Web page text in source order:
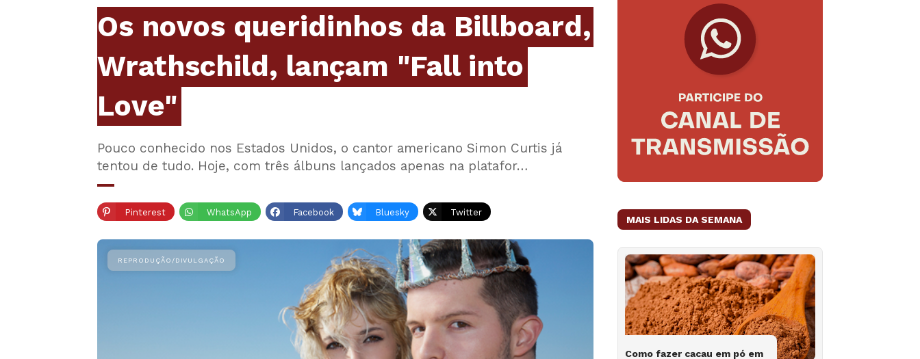
Os novos queridinhos da Billboard,
Wrathschild, lançam "Fall into
Love"
Pouco conhecido nos Estados Unidos, o cantor americano Simon Curtis já
tentou de tudo. Hoje, com três álbuns lançados apenas na platafor…
Pinterest WhatsApp Facebook Bluesky Twitter
MAIS LIDAS DA SEMANA
Como fazer cacau em pó em